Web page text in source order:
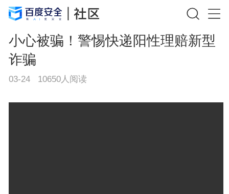
小心被骗！警惕快递阳性理赔新型
诈骗
03-24 10650人阅读